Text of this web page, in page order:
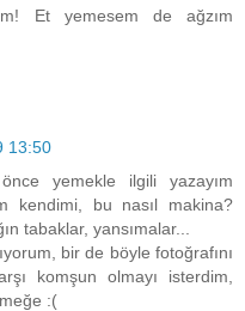
Et yemesem de ağzım
13:50
yemekle ilgili yazayım
kendimi, bu nasıl makina?
tabaklar, yansımalar...
bir de böyle fotoğrafını
komşun olmayı isterdim,
:(